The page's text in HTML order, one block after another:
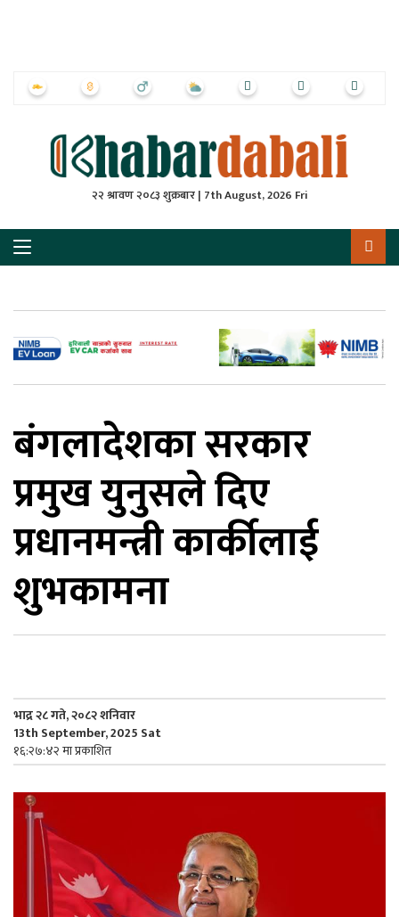
२२ श्रावण २०८३ शुक्रबार | 7th August, 2026 Fri
बंगलादेशका सरकार
प्रमुख युनुसले दिए
प्रधानमन्त्री कार्कीलाई
शुभकामना
भाद्र २८ गते, २०८२ शनिवार
13th September, 2025 Sat
१६:२७:४२ मा प्रकाशित